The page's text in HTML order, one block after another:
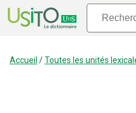
Accueil /Toutes les unités